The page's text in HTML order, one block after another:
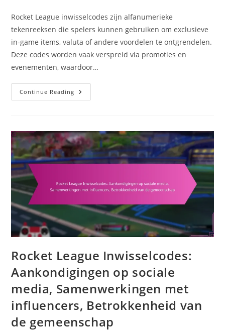
Rocket League inwisselcodes zijn alfanumerieke
tekenreeksen die spelers kunnen gebruiken om exclusieve
in-game items, valuta of andere voordelen te ontgrendelen.
Deze codes worden vaak verspreid via promoties en
evenementen, waardoor…
Continue Reading Rocket
League
Misvattingen,
Deskundige
Inzichten
Rocket League Inwisselcodes:
Aankondigingen op sociale
media, Samenwerkingen met
influencers, Betrokkenheid van
de gemeenschap